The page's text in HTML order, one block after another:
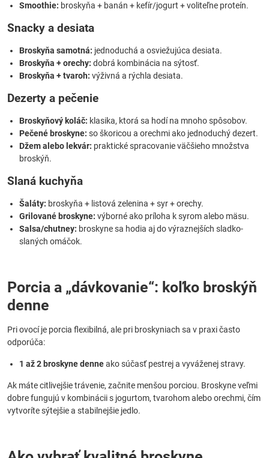
Smoothie: broskyňa + banán + kefír/jogurt + voliteľne proteín.
Snacky a desiata
Broskyňa samotná: jednoduchá a osviežujúca desiata.
Broskyňa + orechy: dobrá kombinácia na sýtosť.
Broskyňa + tvaroh: výživná a rýchla desiata.
Dezerty a pečenie
Broskyňový koláč: klasika, ktorá sa hodí na mnoho spôsobov.
Pečené broskyne: so škoricou a orechmi ako jednoduchý dezert.
Džem alebo lekvár: praktické spracovanie väčšieho množstva
broskýň.
Slaná kuchyňa
Šaláty: broskyňa + listová zelenina + syr + orechy.
Grilované broskyne: výborné ako príloha k syrom alebo mäsu.
Salsa/chutney: broskyne sa hodia aj do výraznejších sladko-
slaných omáčok.
Porcia a „dávkovanie“: koľko broskýň
denne
Pri ovocí je porcia flexibilná, ale pri broskyniach sa v praxi často
odporúča:
1 až 2 broskyne denneako súčasť pestrej a vyváženej stravy.
Ak máte citlivejšie trávenie, začnite menšou porciou. Broskyne veľmi
dobre fungujú v kombinácii s jogurtom, tvarohom alebo orechmi, čím
vytvoríte sýtejšie a stabilnejšie jedlo.